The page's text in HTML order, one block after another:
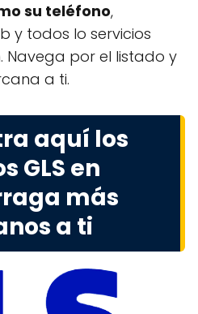
su teléfono,
y todos lo servicios
Navega por el listado y
a ti.
aquí los
GLS en
más
a ti